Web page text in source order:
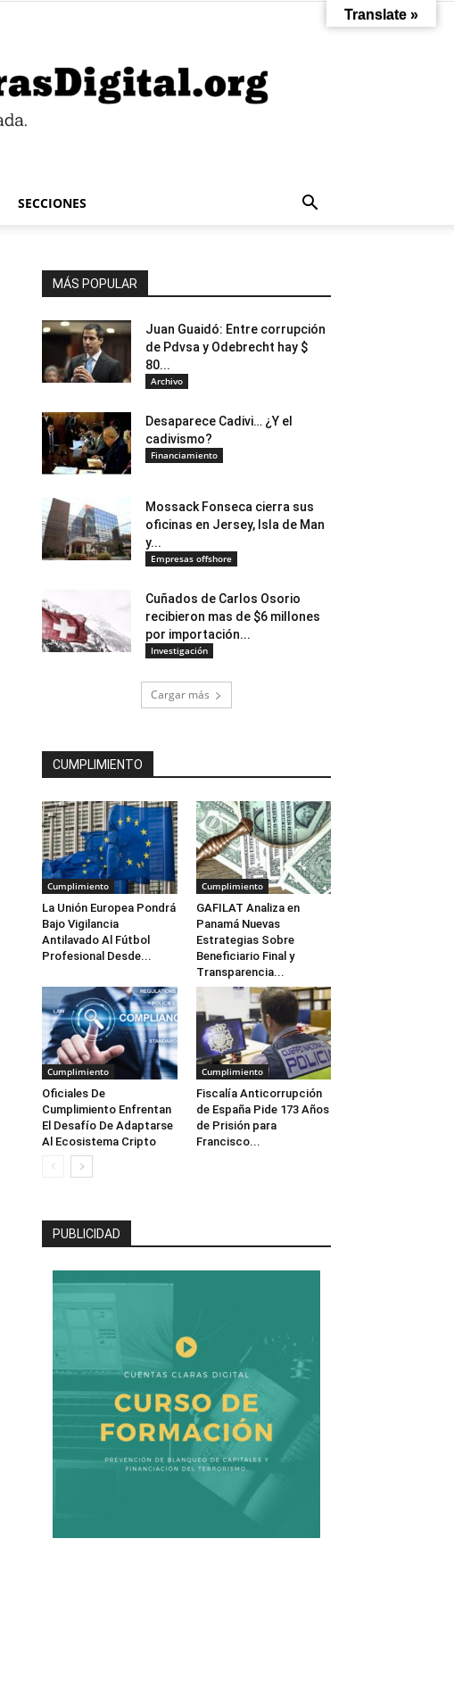
SECCIONES
MÁS POPULAR
Juan Guaidó: Entre corrupción
de Pdvsa y Odebrecht hay $
80...
Archivo
Desaparece Cadivi… ¿Y el
cadivismo?
Financiamiento
Mossack Fonseca cierra sus
oficinas en Jersey, Isla de Man
y...
Empresas offshore
Cuñados de Carlos Osorio
recibieron mas de $6 millones
por importación...
Investigación
Cargar más
CUMPLIMIENTO
Cumplimiento
La Unión Europea Pondrá
Bajo Vigilancia
Antilavado Al Fútbol
Profesional Desde...
Cumplimiento
GAFILAT Analiza en
Panamá Nuevas
Estrategias Sobre
Beneficiario Final y
Transparencia...
Cumplimiento
Oficiales De
Cumplimiento Enfrentan
El Desafío De Adaptarse
Al Ecosistema Cripto
Cumplimiento
Fiscalía Anticorrupción
de España Pide 173 Años
de Prisión para
Francisco...
PUBLICIDAD
Translate »